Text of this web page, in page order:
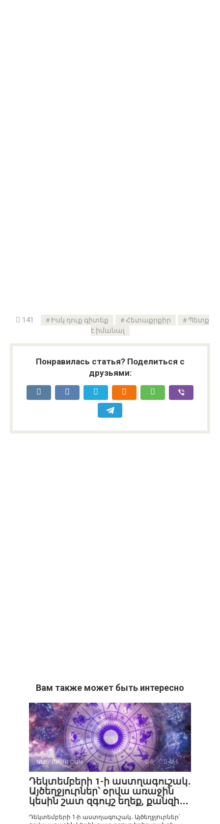
141 Իսկ դուք գիտեք Հետաքրքիր
Պետք
է իմանալ
Понравилась статья? Поделиться с
друзьями:
Вам также может быть интересно
ԱՍՏՂԱԳՈՒՇԱԿ 0 466
Դեկտեմբերի 1-ի աստղագուշակ․
Այծեղջյուրներ՝ օրվա առաջին
կեսին շատ զգույշ եղեք, քանզի․․․
Դեկտեմբերի 1-ի աստղագուշակ․ Այծեղջյուրներ՝